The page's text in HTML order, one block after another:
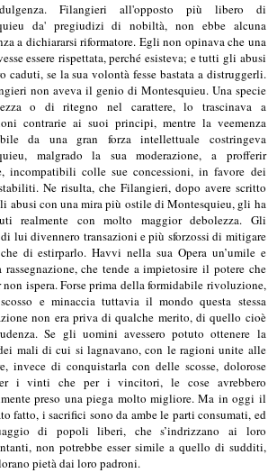
Filangieri all'opposto più libero di
da' pregiudizi di nobiltà, non ebbe alcuna
a dichiararsi riformatore. Egli non opinava che una
essere rispettata, perché esisteva; e tutti gli abusi
caduti, se la sua volontà fesse bastata a distruggerli.
non aveva il genio di Montesquieu. Una specie
o di ritegno nel carattere, lo trascinava a
contrarie ai suoi principi, mentre la veemenza
da una gran forza intellettuale costringeva
malgrado la sua moderazione, a profferir
incompatibili colle sue concessioni, in favore dei
Ne risulta, che Filangieri, dopo avere scritto
abusi con una mira più ostile di Montesquieu, gli ha
realmente con molto maggior debolezza. Gli
lui divennero transazioni e più sforzossi di mitigare
di estirparlo. Havvi nella sua Opera un’umile e
rassegnazione, che tende a impietosire il potere che
non ispera. Forse prima della formidabile rivoluzione,
e minaccia tuttavia il mondo questa stessa
non era priva di qualche merito, di quello cioè
Se gli uomini avessero potuto ottenere la
mali di cui si lagnavano, con le ragioni unite alle
invece di conquistarla con delle scosse, dolorose
i vinti che per i vincitori, le cose avrebbero
preso una piega molto migliore. Ma in oggi il
fatto, i sacrifici sono da ambe le parti consumati, ed
di popoli liberi, che s’indrizzano ai loro
non potrebbe esser simile a quello di sudditi,
pietà dai loro padroni.